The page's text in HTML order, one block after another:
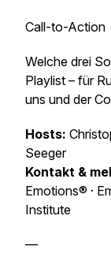
Call-to-Action
Welche drei
Playlist – für
uns und der
Hosts:
Seeger
Kontakt &
Emotions® ·
Institute
—